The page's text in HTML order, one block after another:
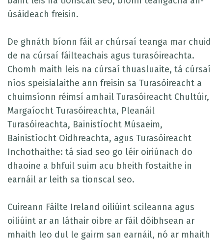
úsáideach freisin.
De ghnáth bíonn fáil ar chúrsaí teanga mar chuid
de na cúrsaí fáilteachais agus turasóireachta.
Chomh maith leis na cúrsaí thuasluaite, tá cúrsaí
níos speisialaithe ann freisin sa Turasóireacht a
chuimsíonn réimsí amhail Turasóireacht Chultúir,
Margaíocht Turasóireachta, Pleanáil
Turasóireachta, Bainistíocht Músaeim,
Bainistíocht Oidhreachta, agus Turasóireacht
Inchothaithe: tá siad seo go léir oiriúnach do
dhaoine a bhfuil suim acu bheith fostaithe in
earnáil ar leith sa tionscal seo.
Cuireann Fáilte Ireland oiliúint scileanna agus
oiliúint ar an láthair oibre ar fáil dóibhsean ar
mhaith leo dul le gairm san earnáil, nó ar mhaith